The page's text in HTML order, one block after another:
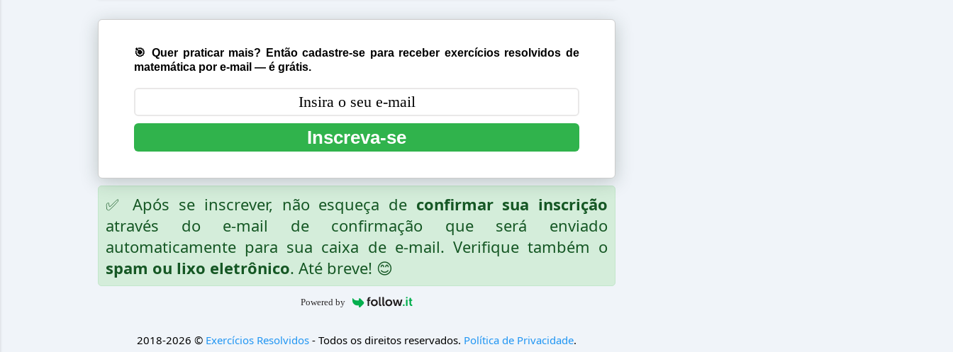
🎯 Quer praticar mais? Então cadastre-se para receber exercícios resolvidos de
matemática por e-mail — é grátis.
Inscreva-se
✅ Após se inscrever, não esqueça de confirmar sua inscrição
através do e-mail de confirmação que será enviado
automaticamente para sua caixa de e-mail. Verifique também o
spam ou lixo eletrônico. Até breve! 😊
Powered by
2018-2026 © Exercícios Resolvidos - Todos os direitos reservados. Política de Privacidade.